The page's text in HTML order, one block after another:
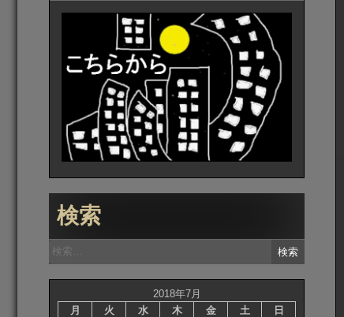
検索
検
索:
2018年7月
月
火 水 木 金 土 日